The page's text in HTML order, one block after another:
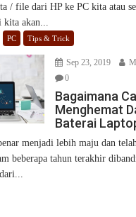
/ file dari HP ke PC kita atau
akan...
PC Tips & Trick
Sep 23, 2019
0
Bagaimana
Menghemat
Baterai
menjadi lebih maju dan telah
beberapa tahun terakhir